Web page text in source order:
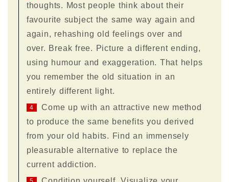
thoughts. Most people think about their
favourite subject the same way again and
again, rehashing old feelings over and
over. Break free. Picture a different ending,
using humour and exaggeration. That helps
you remember the old situation in an
entirely different light.
4
Come up with an attractive new method
to produce the same benefits you derived
from your old habits. Find an immensely
pleasurable alternative to replace the
current addiction.